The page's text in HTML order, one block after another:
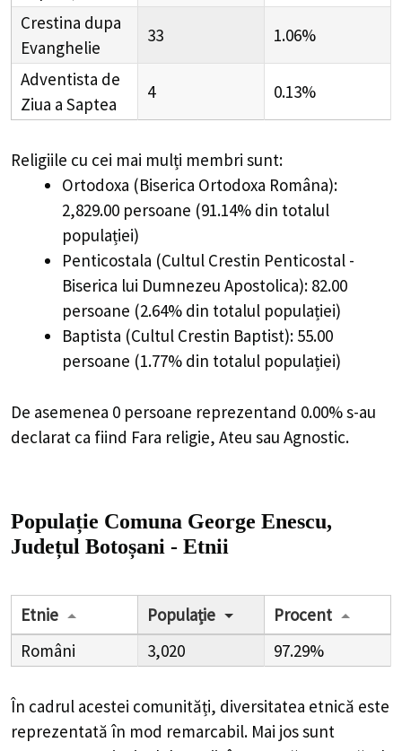
Crestina dupa
Evanghelie
33 1.06%
Adventista de
Ziua a Saptea
4 0.13%
Religiile cu cei mai mulți membri sunt:
Ortodoxa (Biserica Ortodoxa Româna):
2,829.00 persoane (91.14% din totalul
populației)
Penticostala (Cultul Crestin Penticostal -
Biserica lui Dumnezeu Apostolica): 82.00
persoane (2.64% din totalul populației)
Baptista (Cultul Crestin Baptist): 55.00
persoane (1.77% din totalul populației)
De asemenea 0 persoane reprezentand 0.00% s-au
declarat ca fiind Fara religie, Ateu sau Agnostic.
Populație Comuna George Enescu,
Județul Botoșani - Etnii
Etnie Populație
Procent
Români
3,020 97.29%
În cadrul acestei comunități, diversitatea etnică este
reprezentată în mod remarcabil. Mai jos sunt